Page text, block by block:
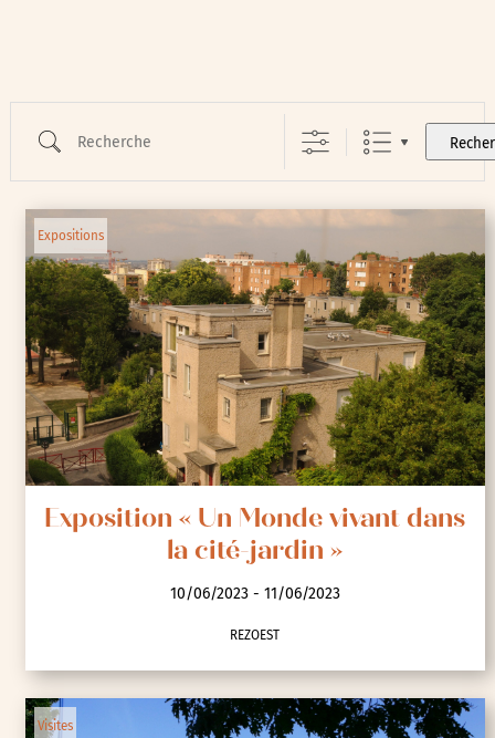
Expositions
Exposition « Un Monde vivant dans
la cité-jardin »
10/06/2023 - 11/06/2023
REZOEST
Visites